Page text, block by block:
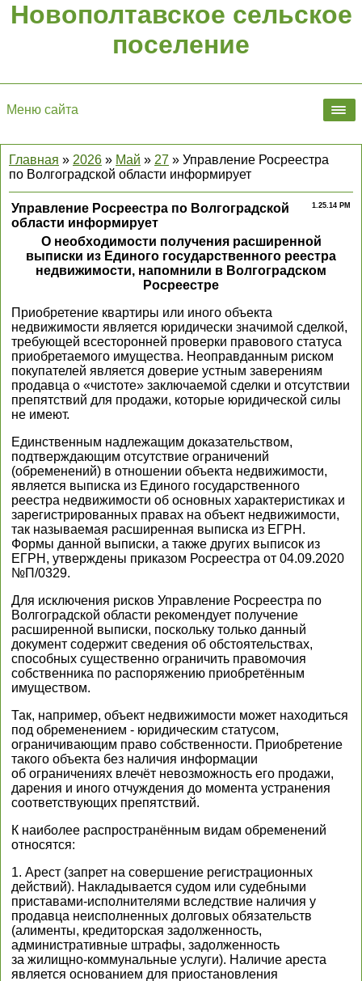
Новополтавское сельское
поселение
Меню сайта
Главная » 2026 » Май » 27 » Управление Росреестра
по Волгоградской области информирует
1.25.14 PM
Управление Росреестра по Волгоградской
области информирует
О необходимости получения расширенной
выписки из Единого государственного реестра
недвижимости, напомнили в Волгоградском
Росреестре
Приобретение квартиры или иного объекта
недвижимости является юридически значимой сделкой,
требующей всесторонней проверки правового статуса
приобретаемого имущества. Неоправданным риском
покупателей является доверие устным заверениям
продавца о «чистоте» заключаемой сделки и отсутствии
препятствий для продажи, которые юридической силы
не имеют.
Единственным надлежащим доказательством,
подтверждающим отсутствие ограничений
(обременений) в отношении объекта недвижимости,
является выписка из Единого государственного
реестра недвижимости об основных характеристиках и
зарегистрированных правах на объект недвижимости,
так называемая расширенная выписка из ЕГРН.
Формы данной выписки, а также других выписок из
ЕГРН, утверждены приказом Росреестра от 04.09.2020
№П/0329.
Для исключения рисков Управление Росреестра по
Волгоградской области рекомендует получение
расширенной выписки, поскольку только данный
документ содержит сведения об обстоятельствах,
способных существенно ограничить правомочия
собственника по распоряжению приобретённым
имуществом.
Так, например, объект недвижимости может находиться
под обременением - юридическим статусом,
ограничивающим право собственности. Приобретение
такого объекта без наличия информации
об ограничениях влечёт невозможность его продажи,
дарения и иного отчуждения до момента устранения
соответствующих препятствий.
К наиболее распространённым видам обременений
относятся:
1. Арест (запрет на совершение регистрационных
действий). Накладывается судом или судебными
приставами-исполнителями вследствие наличия у
продавца неисполненных долговых обязательств
(алименты, кредиторская задолженность,
административные штрафы, задолженность
за жилищно-коммунальные услуги). Наличие ареста
является основанием для приостановления